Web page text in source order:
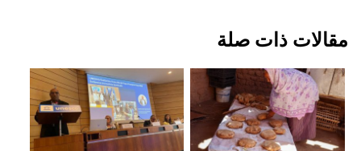
مقالات ذات صلة